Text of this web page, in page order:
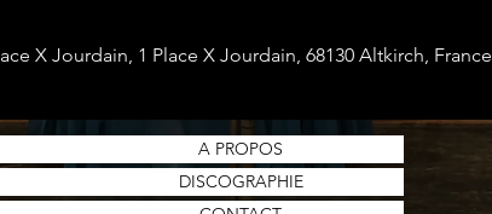
X Jourdain, 1 Place X Jourdain, 68130 Altkirch, France
A PROPOS
DISCOGRAPHIE